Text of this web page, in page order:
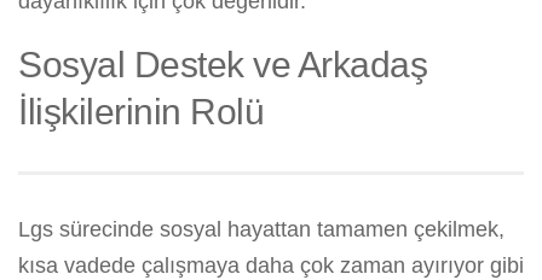
Sosyal Destek ve Arkadaş
İlişkilerinin Rolü
Lgs sürecinde sosyal hayattan tamamen çekilmek,
kısa vadede çalışmaya daha çok zaman ayırıyor gibi